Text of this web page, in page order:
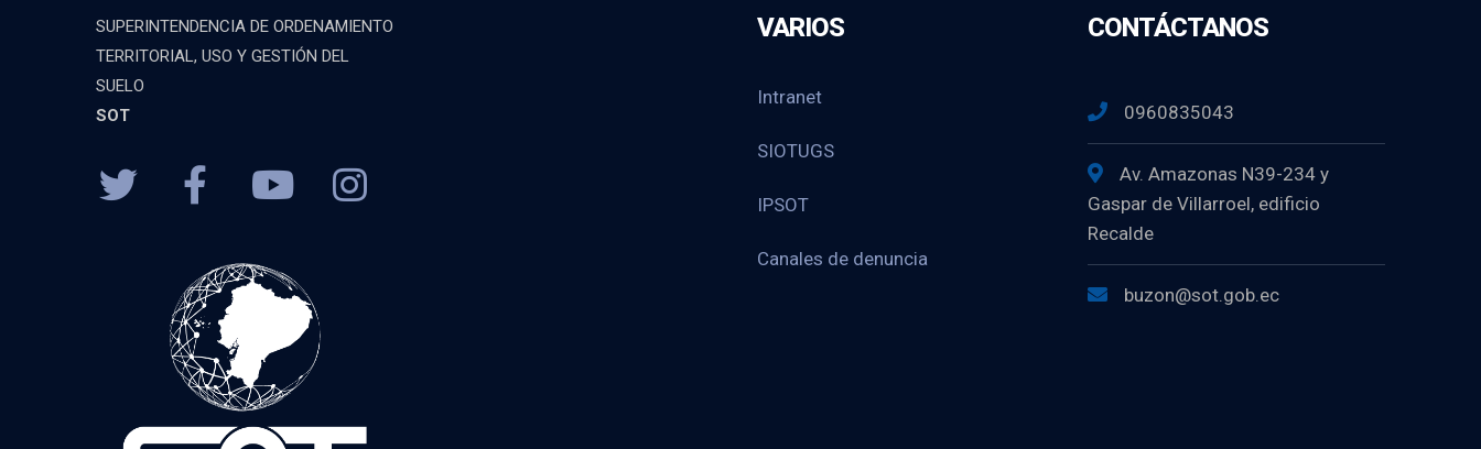
SUPERINTENDENCIA DE ORDENAMIENTO
TERRITORIAL, USO Y GESTIÓN DEL
SUELO
SOT
VARIOS
Intranet
SIOTUGS
IPSOT
Canales de denuncia
CONTÁCTANOS
0960835043
Av. Amazonas N39-234 y
Gaspar de Villarroel, edificio
Recalde
buzon@sot.gob.ec